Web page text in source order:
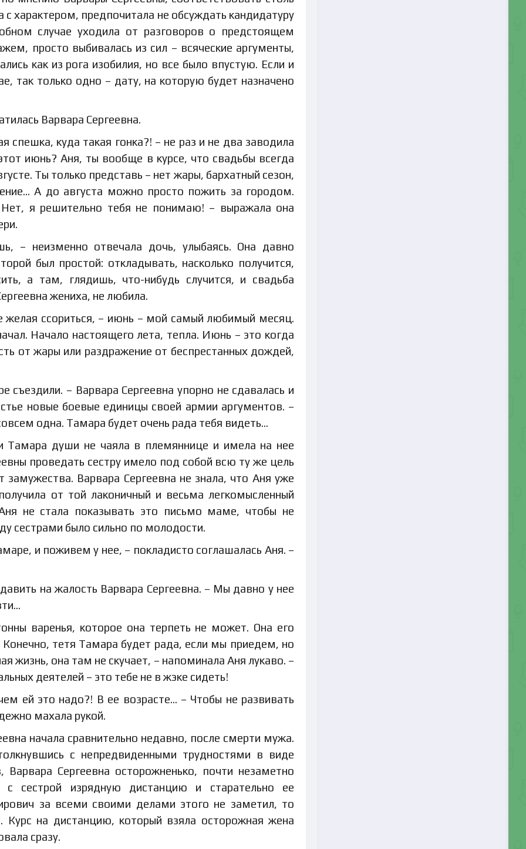
характером, предпочитала не обсуждать кандидатуру
случае уходила от разговоров о предстоящем
просто выбивалась из сил – всяческие аргументы,
как из рога изобилия, но все было впустую. Если и
так только одно – дату, на которую будет назначено
Варвара Сергеевна.
куда такая гонка?! – не раз и не два заводила
июнь? Аня, ты вообще в курсе, что свадьбы всегда
Ты только представь – нет жары, бархатный сезон,
А до августа можно просто пожить за городом.
Нет, я решительно тебя не понимаю! – выражала она
– неизменно отвечала дочь, улыбаясь. Она давно
был простой: откладывать, насколько получится,
а там, глядишь, что-нибудь случится, и свадьба
жениха, не любила.
желая ссориться, – июнь – мой самый любимый месяц.
Начало настоящего лета, тепла. Июнь – это когда
от жары или раздражение от беспрестанных дождей,
– Варвара Сергеевна упорно не сдавалась и
новые боевые единицы своей армии аргументов. –
одна. Тамара будет очень рада тебя видеть…
Тамара души не чаяла в племяннице и имела на нее
проведать сестру имело под собой всю ту же цель
Варвара Сергеевна не знала, что Аня уже
от той лаконичный и весьма легкомысленный
не стала показывать это письмо маме, чтобы не
сестрами было сильно по молодости.
и поживем у нее, – покладисто соглашалась Аня. –
на жалость Варвара Сергеевна. – Мы давно у нее
варенья, которое она терпеть не может. Она его
тетя Тамара будет рада, если мы приедем, но
жизнь, она там не скучает, – напоминала Аня лукаво. –
деятелей – это тебе не в жэке сидеть!
ей это надо?! В ее возрасте… – Чтобы не развивать
махала рукой.
начала сравнительно недавно, после смерти мужа.
с непредвиденными трудностями в виде
Варвара Сергеевна осторожненько, почти незаметно
сестрой изрядную дистанцию и старательно ее
за всеми своими делами этого не заметил, то
Курс на дистанцию, который взяла осторожная жена
сразу.